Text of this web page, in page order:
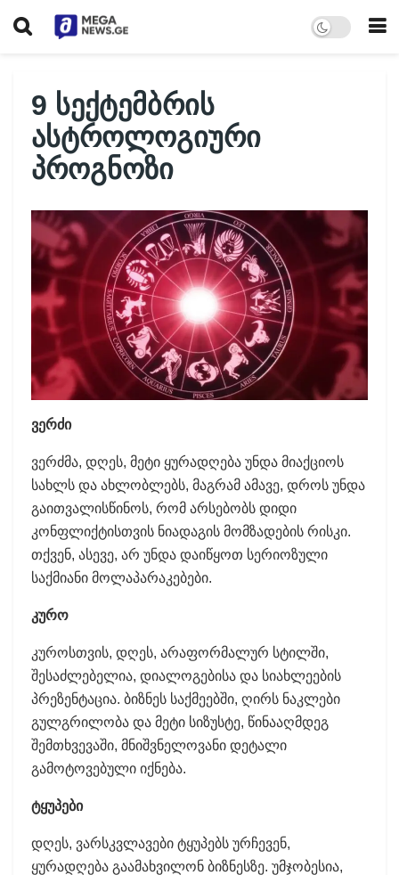
9 სექტემბრის
ასტროლოგიური
პროგნოზი
ვერძი
ვერძმა, დღეს, მეტი ყურადღება უნდა მიაქციოს
სახლს და ახლობლებს, მაგრამ ამავე, დროს უნდა
გაითვალისწინოს, რომ არსებობს დიდი
კონფლიქტისთვის ნიადაგის მომზადების რისკი.
თქვენ, ასევე, არ უნდა დაიწყოთ სერიოზული
საქმიანი მოლაპარაკებები.
კურო
კუროსთვის, დღეს, არაფორმალურ სტილში,
შესაძლებელია, დიალოგებისა და სიახლეების
პრეზენტაცია. ბიზნეს საქმეებში, ღირს ნაკლები
გულგრილობა და მეტი სიზუსტე, წინააღმდეგ
შემთხვევაში, მნიშვნელოვანი დეტალი
გამოტოვებული იქნება.
ტყუპები
დღეს, ვარსკვლავები ტყუპებს ურჩევენ,
ყურადღება გაამახვილონ ბიზნესზე. უმჯობესია,